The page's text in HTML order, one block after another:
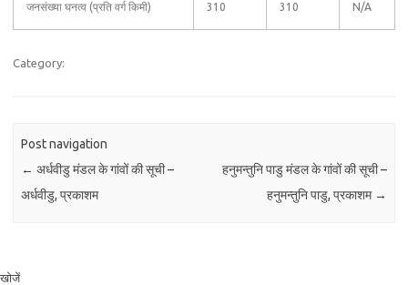
जनसंख्या घनत्व (प्रति वर्ग किमी) 310 310 N/A
Category:
Post navigation
← अर्धवीडु मंडल के गांवों की सूची –
अर्धवीडु, प्रकाशम
हनुमन्तुनि पाडु मंडल के गांवों की सूची –
हनुमन्तुनि पाडु, प्रकाशम →
खोजें